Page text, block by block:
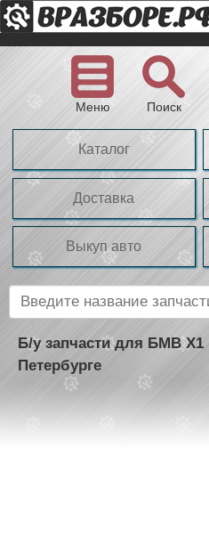
Меню Поиск
Каталог
Доставка
Выкуп авто
Б/у запчасти для БМВ Х1
Петербурге